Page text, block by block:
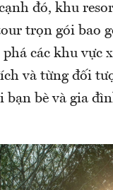
đó, khu
trọn gói bao
các khu vực
và từng đối
bạn bè và gia